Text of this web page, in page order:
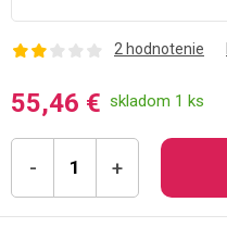
2 hodnotenie
55,46 € skladom 1 ks
- +